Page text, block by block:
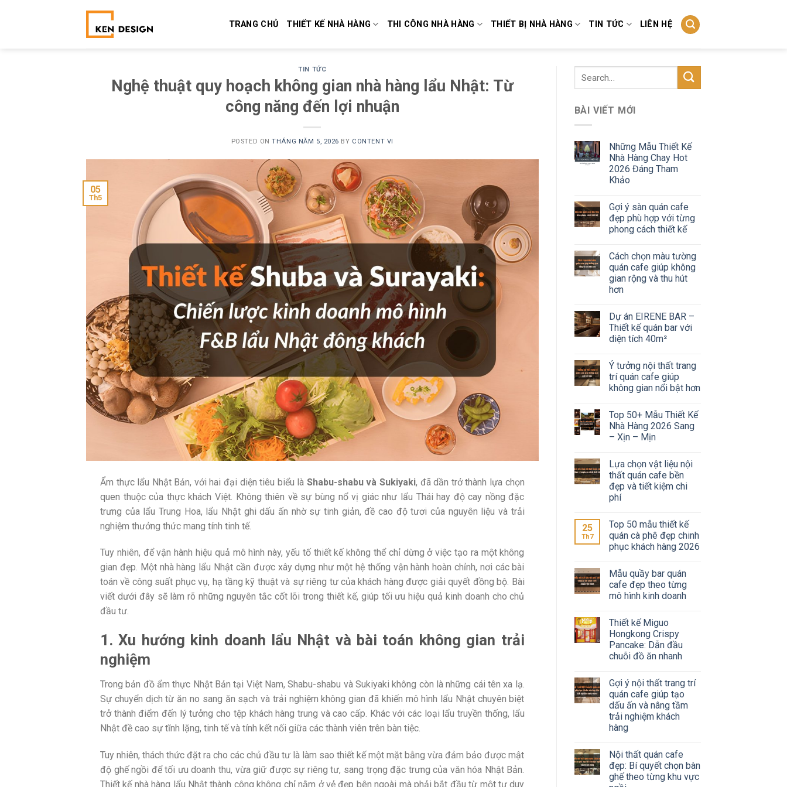
TRANG CHỦ THIẾT KẾ NHÀ HÀNG THI CÔNG NHÀ HÀNG THIẾT BỊ NHÀ HÀNG TIN TỨC LIÊN HỆ
TIN TỨC
Nghệ thuật quy hoạch không gian nhà hàng lẩu Nhật: Từ
công năng đến lợi nhuận
POSTED ONTHÁNG NĂM 5, 2026 BY CONTENT VI
05
Th5
Ẩm thực lẩu Nhật Bản, với hai đại diện tiêu biểu là Shabu-shabu và Sukiyaki, đã dần trở thành lựa chọn
quen thuộc của thực khách Việt. Không thiên về sự bùng nổ vị giác như lẩu Thái hay độ cay nồng đặc
trưng của lẩu Trung Hoa, lẩu Nhật ghi dấu ấn nhờ sự tinh giản, đề cao độ tươi của nguyên liệu và trải
nghiệm thưởng thức mang tính tinh tế.
Tuy nhiên, để vận hành hiệu quả mô hình này, yếu tố thiết kế không thể chỉ dừng ở việc tạo ra một không
gian đẹp. Một nhà hàng lẩu Nhật cần được xây dựng như một hệ thống vận hành hoàn chỉnh, nơi các bài
toán về công suất phục vụ, hạ tầng kỹ thuật và sự riêng tư của khách hàng được giải quyết đồng bộ. Bài
viết dưới đây sẽ làm rõ những nguyên tắc cốt lõi trong thiết kế, giúp tối ưu hiệu quả kinh doanh cho chủ
đầu tư.
1. Xu hướng kinh doanh lẩu Nhật và bài toán không gian trải
nghiệm
Trong bản đồ ẩm thực Nhật Bản tại Việt Nam, Shabu-shabu và Sukiyaki không còn là những cái tên xa lạ.
Sự chuyển dịch từ ăn no sang ăn sạch và trải nghiệm không gian đã khiến mô hình lẩu Nhật chuyên biệt
trở thành điểm đến lý tưởng cho tệp khách hàng trung và cao cấp. Khác với các loại lẩu truyền thống, lẩu
Nhật đề cao sự tĩnh lặng, tinh tế và tính kết nối giữa các thành viên trên bàn tiệc.
Tuy nhiên, thách thức đặt ra cho các chủ đầu tư là làm sao thiết kế một mặt bằng vừa đảm bảo được mật
độ ghế ngồi để tối ưu doanh thu, vừa giữ được sự riêng tư, sang trọng đặc trưng của văn hóa Nhật Bản.
Thiết kế nhà hàng lẩu Nhật thành công không chỉ nằm ở vẻ đẹp bên ngoài mà phải bắt đầu từ một tư duy
BÀI VIẾT MỚI
Những Mẫu Thiết Kế
Nhà Hàng Chay Hot
2026 Đáng Tham
Khảo
Gợi ý sàn quán cafe
đẹp phù hợp với từng
phong cách thiết kế
Cách chọn màu tường
quán cafe giúp không
gian rộng và thu hút
hơn
Dự án EIRENE BAR –
Thiết kế quán bar với
diện tích 40m²
Ý tưởng nội thất trang
trí quán cafe giúp
không gian nổi bật hơn
Top 50+ Mẫu Thiết Kế
Nhà Hàng 2026 Sang
– Xịn – Mịn
Lựa chọn vật liệu nội
thất quán cafe bền
đẹp và tiết kiệm chi
phí
25
Th7
Top 50 mẫu thiết kế
quán cà phê đẹp chinh
phục khách hàng 2026
Mẫu quầy bar quán
cafe đẹp theo từng
mô hình kinh doanh
Thiết kế Miguo
Hongkong Crispy
Pancake: Dẫn đầu
chuỗi đồ ăn nhanh
Gợi ý nội thất trang trí
quán cafe giúp tạo
dấu ấn và nâng tầm
trải nghiệm khách
hàng
Nội thất quán cafe
đẹp: Bí quyết chọn bàn
ghế theo từng khu vực